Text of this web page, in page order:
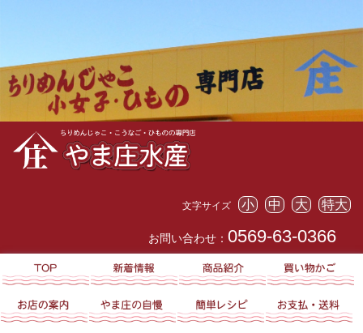
文字サイズ 小 中 大 特大
お問い合わせ： 0569-63-0366